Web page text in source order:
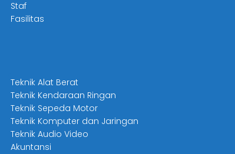
Staf
Fasilitas
Teknik Alat Berat
Teknik Kendaraan Ringan
Teknik Sepeda Motor
Teknik Komputer dan Jaringan
Teknik Audio Video
Akuntansi